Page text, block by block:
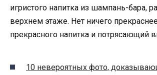
игристого напитка из шампань-бара,
верхнем этаже. Нет ничего
прекрасного напитка и потрясающий
10 невероятных фото,